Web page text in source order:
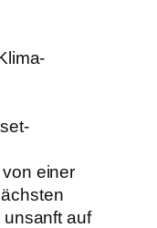
einer
unsanft auf